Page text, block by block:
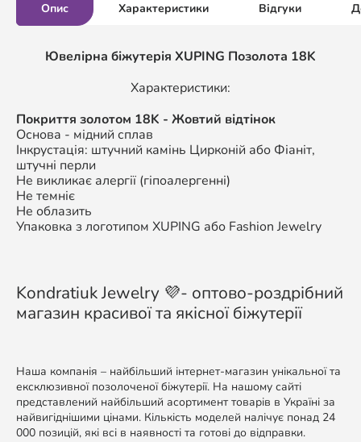
Опис Характеристики Відгуки
Ювелірна біжутерія XUPING Позолота 18K
Характеристики:
Покриття золотом 18K - Жовтий відтінок
Основа - мідний сплав
Інкрустація: штучний камінь Цирконій або Фіаніт,
штучні перли
Не викликає алергії (гіпоалергенні)
Не темніє
Не облазить
Упаковка з логотипом XUPING або Fashion Jewelry
Kondratiuk Jewelry 💜- оптово-роздрібний
магазин красивої та якісної біжутерії
Наша компанія – найбільший інтернет-магазин унікальної та
ексклюзивної позолоченої біжутерії. На нашому сайті
представлений найбільший асортимент товарів в Україні за
найвигіднішими цінами. Кількість моделей налічує понад 24
000 позицій, які всі в наявності та готові до відправки.